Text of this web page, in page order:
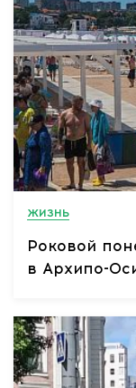
ЖИЗНЬ
Роковой
в Архипо-